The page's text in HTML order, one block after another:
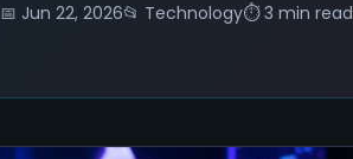
📅 Jun 22, 2026📂 Technology⏱️ 3 min read